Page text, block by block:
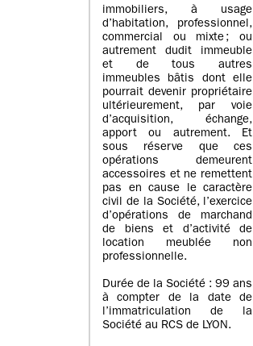
immobiliers, à usage
d’habitation, professionnel,
commercial ou mixte ; ou
autrement dudit immeuble
et de tous autres
immeubles bâtis dont elle
pourrait devenir propriétaire
ultérieurement, par voie
d’acquisition, échange,
apport ou autrement. Et
sous réserve que ces
opérations demeurent
accessoires et ne remettent
pas en cause le caractère
civil de la Société, l’exercice
d’opérations de marchand
de biens et d’activité de
location meublée non
professionnelle.
Durée de la Société : 99 ans
à compter de la date de
l’immatriculation de la
Société au RCS de LYON.